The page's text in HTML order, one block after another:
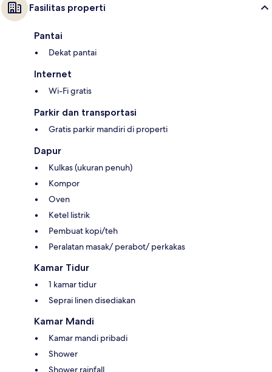
Fasilitas properti
Pantai
Dekat pantai
Internet
Wi-Fi gratis
Parkir dan transportasi
Gratis parkir mandiri di properti
Dapur
Kulkas (ukuran penuh)
Kompor
Oven
Ketel listrik
Pembuat kopi/teh
Peralatan masak/ perabot/ perkakas
Kamar Tidur
1 kamar tidur
Seprai linen disediakan
Kamar Mandi
Kamar mandi pribadi
Shower
Shower rainfall